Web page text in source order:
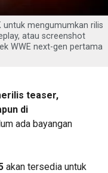
untuk mengumumkan rilis
atau screenshot
WWE next-gen pertama
teaser,
di
ada bayangan
akan tersedia untuk